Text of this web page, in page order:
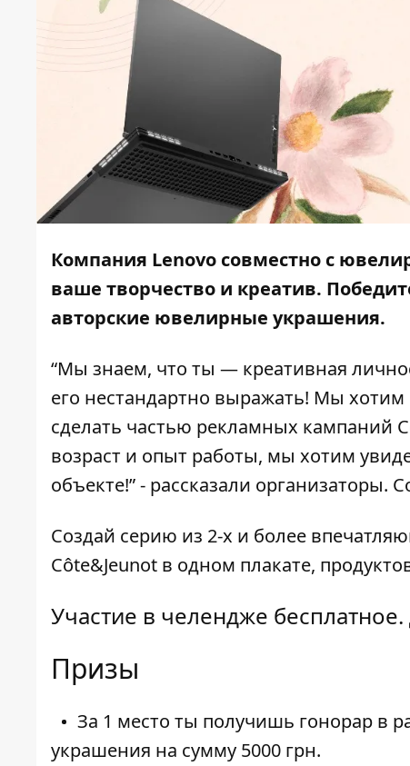
Компания Lenovo совместно с
ваше творчество и креатив.
авторские ювелирные украшения.
“Мы знаем, что ты — креативная
его нестандартно выражать! Мы
сделать частью рекламных кампаний
возраст и опыт работы, мы хотим
объекте!” - рассказали организаторы.
Создай серию из 2-х и более
Côte&Jeunot в одном плакате,
Участие в челендже
Призы
За 1 место ты получишь гонорар в
украшения на сумму 5000 грн.